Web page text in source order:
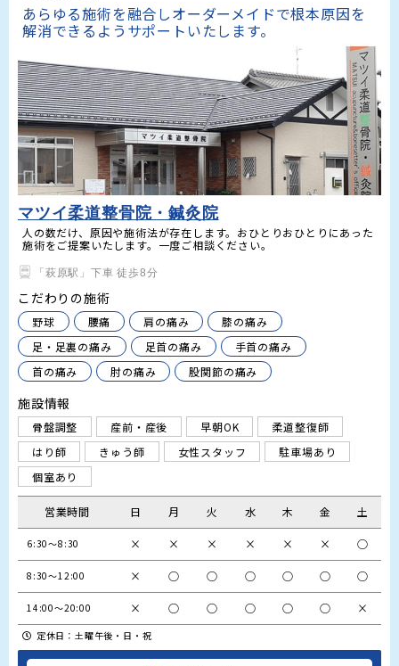
あらゆる施術を融合しオーダーメイドで根本原因を
解消できるようサポートいたします。
マツイ柔道整骨院・鍼灸院
人の数だけ、原因や施術法が存在します。おひとりおひとりにあった
施術をご提案いたします。一度ご相談ください。
「萩原駅」下車 徒歩8分
こだわりの施術
野球 腰痛 肩の痛み
膝の痛み
足・足裏の痛み
足首の痛み
手首の痛み
首の痛み
肘の痛み 股関節の痛み
施設情報
骨盤調整 産前・産後 早朝OK
柔道整復師
はり師
きゅう師 女性スタッフ
駐車場あり
個室あり
営業時間 日 月 火 水 木 金 土
6:30～8:30 × × × × × × ○
8:30～12:00 × ○ ○ ○ ○ ○ ○
14:00～20:00 × ○ ○ ○ ○ ○ ×
定休日：土曜午後・日・祝